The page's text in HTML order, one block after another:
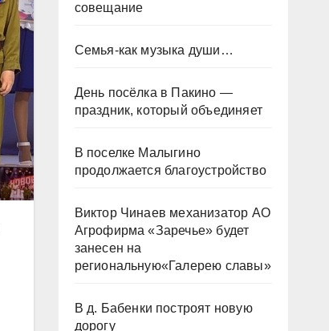
совещание
Семья-как музыка души…
День посёлка в Пакино —
праздник, который объединяет
В поселке Малыгино
продолжается благоустройство
Виктор Чинаев механизатор АО
Агрофирма «Заречье» будет
занесен на
региональную«Галерею славы»
В д. Бабенки построят новую
дорогу